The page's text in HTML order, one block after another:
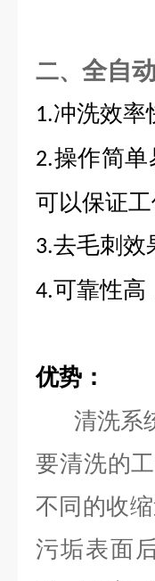
二、 全自
1.冲洗效率
2.操作简
可以保证
3.去毛刺效
4.可靠性高
优势：
清洗系
要清洗的
不同的收
污垢表面